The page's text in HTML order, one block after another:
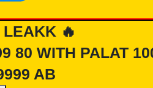
LEAKK 🔥
80 WITH PALAT
AB